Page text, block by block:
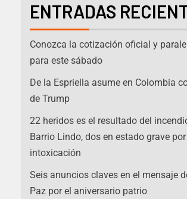
ENTRADAS
Conozca la cotización oficial y
para este sábado
De la Espriella asume en Colombia
de Trump
22 heridos es el resultado del
Barrio Lindo, dos en estado grave por
intoxicación
Seis anuncios claves en el mensaje
Paz por el aniversario patrio